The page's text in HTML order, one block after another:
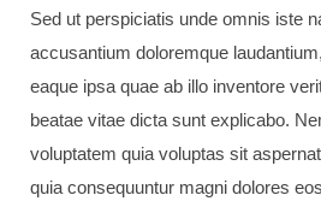
Sed ut perspiciatis unde omnis iste
accusantium doloremque
eaque ipsa quae ab illo inventore
beatae vitae dicta sunt explicabo.
voluptatem quia voluptas sit
quia consequuntur magni dolores